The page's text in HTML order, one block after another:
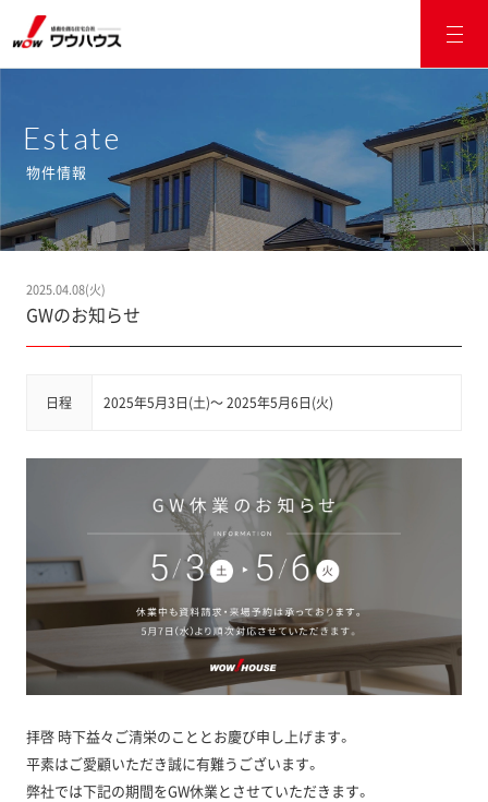
Estate
物件情報
2025.04.08(火)
GWのお知らせ
日程 2025年5月3日(土)～ 2025年5月6日(火)
拝啓 時下益々ご清栄のこととお慶び申し上げます。
平素はご愛顧いただき誠に有難うございます。
弊社では下記の期間をGW休業とさせていただきます。